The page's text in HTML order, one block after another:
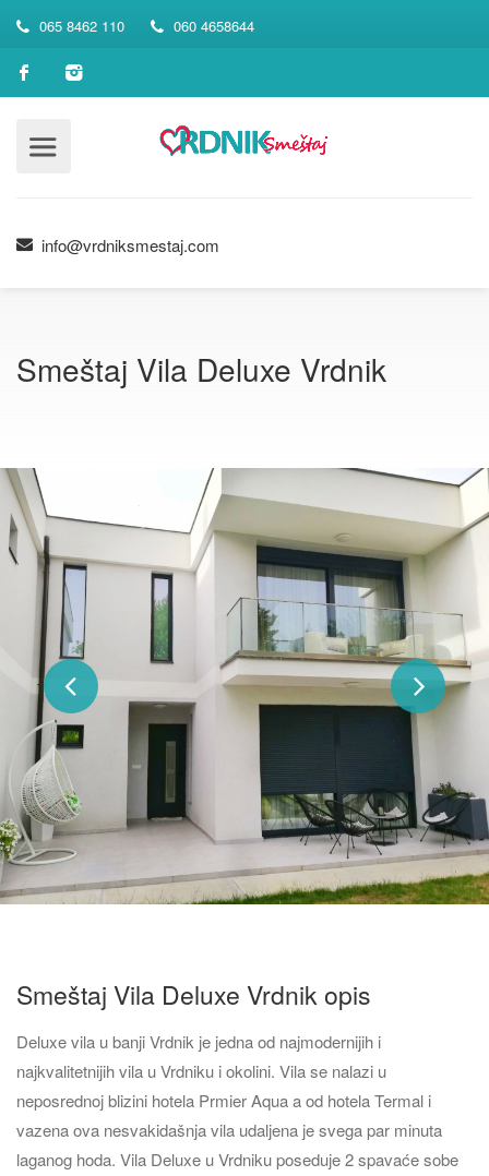
065 8462 110 060 4658644
info@vrdniksmestaj.com
Smeštaj Vila Deluxe Vrdnik
Smeštaj Vila Deluxe Vrdnik opis
Deluxe vila u banji Vrdnik je jedna od najmodernijih i
najkvalitetnijih vila u Vrdniku i okolini. Vila se nalazi u
neposrednoj blizini hotela Prmier Aqua a od hotela Termal i
vazena ova nesvakidašnja vila udaljena je svega par minuta
laganog hoda. Vila Deluxe u Vrdniku poseduje 2 spavaće sobe